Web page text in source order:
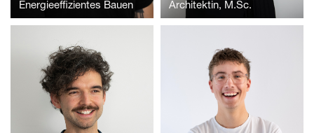
Energieeffizientes Bauen
Architektin, M.Sc.